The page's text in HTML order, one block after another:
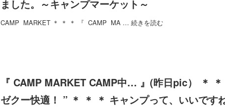
ました。～キャンプマーケット～
CAMP MARKET ＊ ＊ ＊ 『 CAMP MA … 続きを読む
『 CAMP MARKET CAMP中… 』(昨日pic） ＊
ゼクー快適！ ” ＊ ＊ ＊ キャンプって、いいです